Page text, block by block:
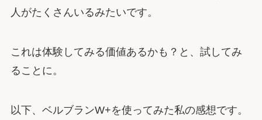
人がたくさんいるみたいです。
これは体験してみる価値あるかも？と、試してみ
ることに。
以下、ベルブランW+を使ってみた私の感想です。